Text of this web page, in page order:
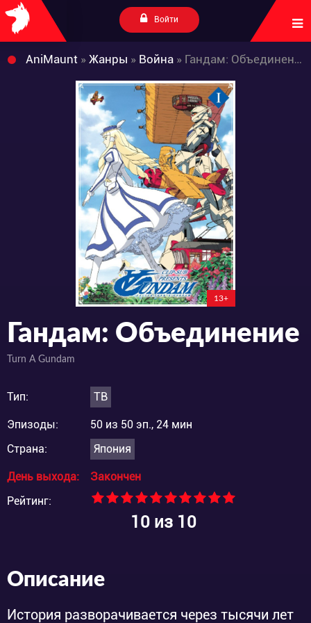
Войти
AniMaunt » Жанры » Война » Гандам: Объединение
13+
Гандам: Объединение
Turn A Gundam
Тип: ТВ
Эпизоды:
50 из 50 эп., 24 мин
Страна:
Япония
День выхода:
Закончен
Рейтинг:
10из 10
Описание
История разворачивается через тысячи лет